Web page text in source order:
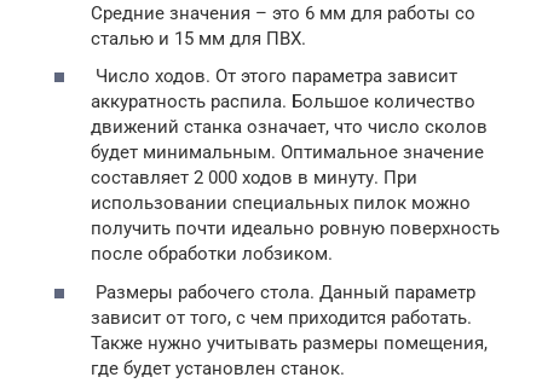
Средние значения – это 6 мм для работы со
сталью и 15 мм для ПВХ.
Число ходов. От этого параметра зависит
аккуратность распила. Большое количество
движений станка означает, что число сколов
будет минимальным. Оптимальное значение
составляет 2 000 ходов в минуту. При
использовании специальных пилок можно
получить почти идеально ровную поверхность
после обработки лобзиком.
Размеры рабочего стола. Данный параметр
зависит от того, с чем приходится работать.
Также нужно учитывать размеры помещения,
где будет установлен станок.